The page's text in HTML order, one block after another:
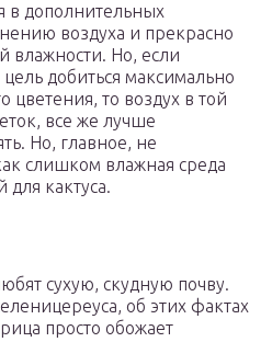
в дополнительных
воздуха и прекрасно
влажности. Но, если
добиться максимально
цветения, то воздух в той
все же лучше
Но, главное, не
слишком влажная среда
для кактуса.
сухую, скудную почву.
об этих фактах
просто обожает